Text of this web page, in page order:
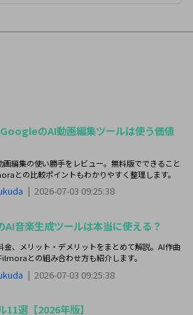
のAI動画編集ツールは使う価値
編集の使い勝手をレビュー。無料版でできること
との比較ポイントもわかりやすく整理します。
| 2026-07-03 09:25:38
音楽生成ツールは本当に使える？
、メリット・デメリットをまとめて解説。AI作曲
との組み合わせ方も紹介します。
| 2026-07-03 09:25:38
選【2026年版】